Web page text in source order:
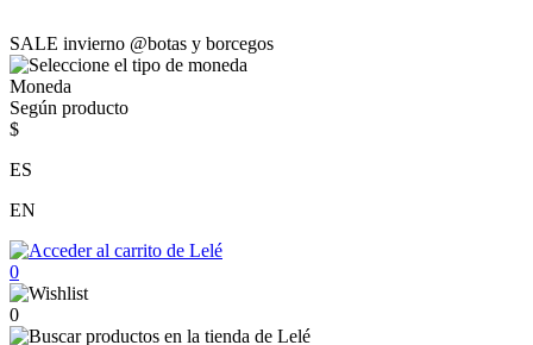
SALE invierno @botas y borcegos
Moneda
Según producto
$
ES
EN
0
0